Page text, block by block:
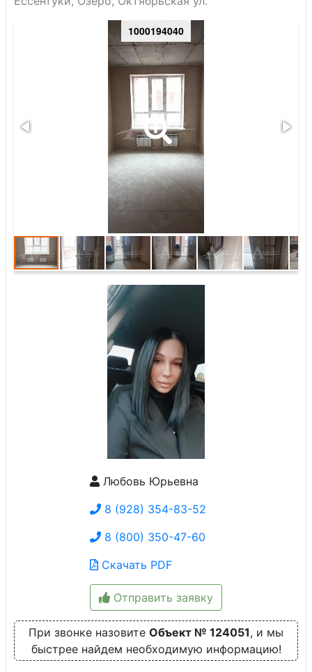
1000194040
Любовь Юрьевна
8 (928) 354-83-52
8 (800) 350-47-60
Скачать PDF
Отправить заявку
При звонке назовите Объект № 124051, и мы
быстрее найдем необходимую информацию!